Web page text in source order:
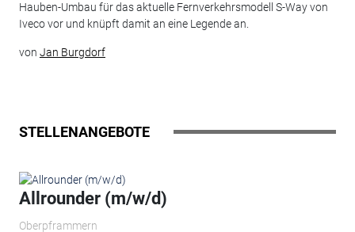
Hauben-Umbau für das aktuelle Fernverkehrsmodell S-Way von
Iveco vor und knüpft damit an eine Legende an.
von Jan Burgdorf
STELLENANGEBOTE
Allrounder (m/w/d)
Oberpframmern